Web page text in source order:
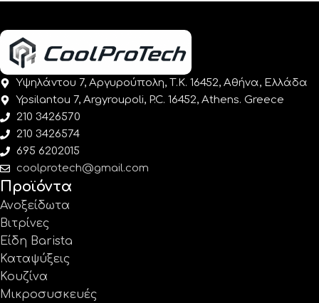
Υψηλάντου 7, Αργυρούπολη, Τ.Κ. 16452, Αθήνα, Ελλάδα
Ypsilantou 7, Argyroupoli, P.C. 16452, Athens. Greece
210 3426570
210 3426574
695 6202015
coolprotech@gmail.com
Προϊόντα
Ανοξείδωτα
Βιτρίνες
Είδη Barista
Καταψύξεις
Κουζίνα
Μικροσυσκευές